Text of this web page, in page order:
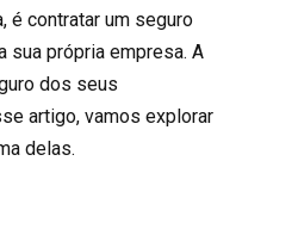
é contratar um seguro
sua própria empresa. A
dos seus
artigo, vamos explorar
delas.